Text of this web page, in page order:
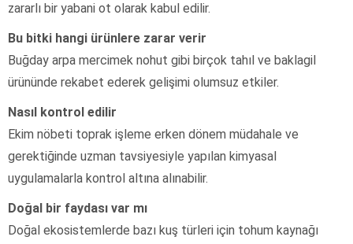
zararlı bir yabani ot olarak kabul edilir.
Bu bitki hangi ürünlere zarar verir
Buğday arpa mercimek nohut gibi birçok tahıl ve baklagil
ürününde rekabet ederek gelişimi olumsuz etkiler.
Nasıl kontrol edilir
Ekim nöbeti toprak işleme erken dönem müdahale ve
gerektiğinde uzman tavsiyesiyle yapılan kimyasal
uygulamalarla kontrol altına alınabilir.
Doğal bir faydası var mı
Doğal ekosistemlerde bazı kuş türleri için tohum kaynağı